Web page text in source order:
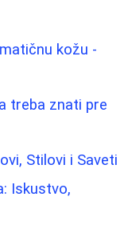
kožu -
treba znati pre
Stilovi i Saveti
Iskustvo,